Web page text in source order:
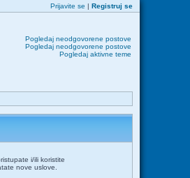
Prijavite se | Registruj se
Pogledaj neodgovorene postove
Pogledaj neodgovorene postove
Pogledaj aktivne teme
i/ili koristite
nove uslove.